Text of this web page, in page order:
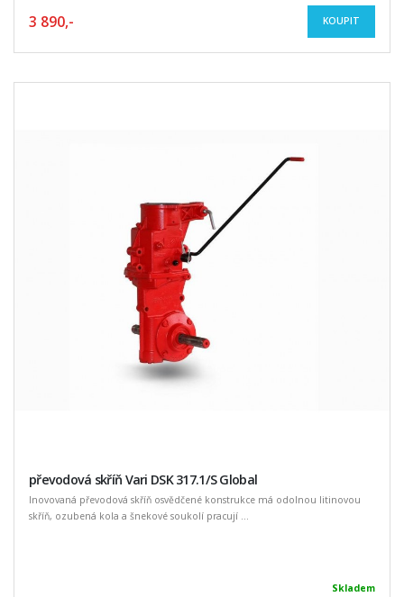
3 890,- KOUPIT
převodová skříň Vari DSK 317.1/S Global
Inovovaná převodová skříň osvědčené konstrukce má odolnou litinovou
skříň, ozubená kola a šnekové soukolí pracují ...
Skladem